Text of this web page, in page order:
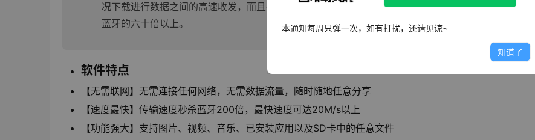
况下载进行数据之间的高速收发，而且在这个过程中不会消耗任何数据流量。收发速度非常快，是传统
蓝牙的六十倍以上。
软件特点
【无需联网】无需连接任何网络，无需数据流量，随时随地任意分享
【速度最快】传输速度秒杀蓝牙200倍，最快速度可达20M/s以上
【功能强大】支持图片、视频、音乐、已安装应用以及SD卡中的任意文件
本通知每周只弹一次，如有打扰，还请见谅~
知道了